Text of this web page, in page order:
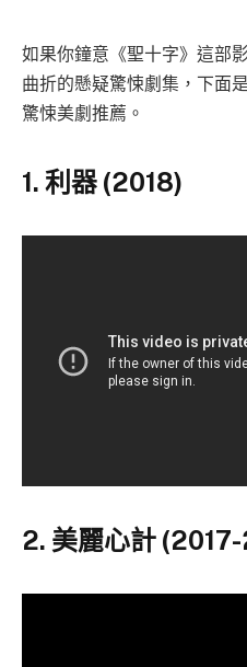
如果你鐘意《聖十字》這部
曲折的懸疑驚悚劇集，下面
驚悚美劇推薦。
1. 利器 (2018)
2. 美麗心計